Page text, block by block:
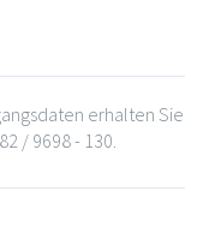
erhalten Sie
/ 9698 - 130.